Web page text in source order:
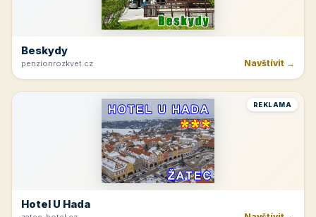
Beskydy
penzionrozkvet.cz Navštívit →
REKLAMA
Hotel U Hada